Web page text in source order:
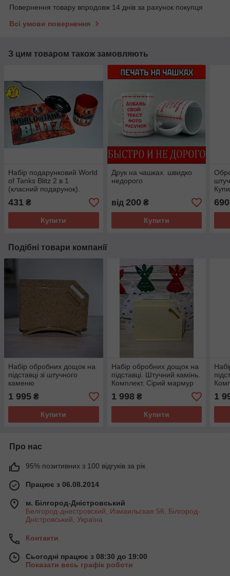
Повернення товару впродовж 14 днів за рахунок покупця
Всі умови повернення
З цим товаром також замовляють
Набір подарунковий World
of Tanks Blitz 2 в 1
(класний подарунок).
Товары танки
431 ₴
Купити
Друк на чашках. швидко
недорого
від 200 ₴
Купити
690
Подібні товари компанії
Набір обробних дощок на
підставці зі штучного
каменю
1 995 ₴
Купити
Набір обробних дощок на
підставці. Штучний камінь.
Комплект. Сірий мармур
1 998₴
Купити
1
Про нас
95% позитивних з 100 відгуків за рік
Працює з 06.08.2014
м. Білгород-Дністровський
Белгород-днестровский, Измаильская 56, Білгород-
Дністровський, Україна
Контакти
Сьогодні працює з 08:30 до 19:00
Показати весь графік роботи